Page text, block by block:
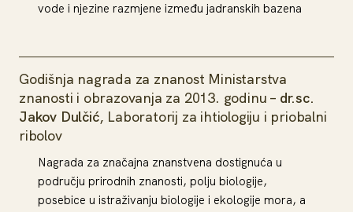
vode i njezine razmjene između jadranskih bazena
Godišnja nagrada za znanost Ministarstva
znanosti i obrazovanja za 2013. godinu – dr.sc.
Jakov Dulčić, Laboratorij za ihtiologiju i priobalni
ribolov
Nagrada za značajna znanstvena dostignuća u
području prirodnih znanosti, polju biologije,
posebice u istraživanju biologije i ekologije mora, a